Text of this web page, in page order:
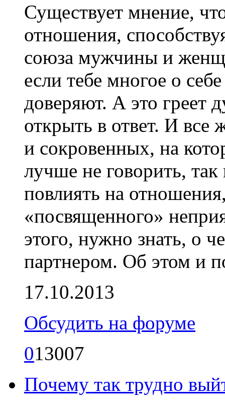
Существует мнение,
отношения,
союза мужчины и
если тебе многое о
доверяют. А это греет
открыть в ответ. И все
и сокровенных, на
лучше не говорить,
повлиять на
«посвященного»
этого, нужно знать, о
партнером. Об этом и
17.10.2013
Обсудить на форуме
013007
Почему так трудно